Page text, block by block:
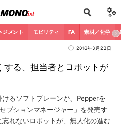
ジメント モビリティ FA 素材／化学
2016年3月23日
する、担当者とロボットが
るソフトブレーンが、Pepperを
プションマネージャー」を発売す
れないロボットが、無人化の進む